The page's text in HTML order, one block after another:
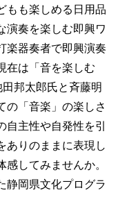
もも楽しめる日用品
演奏を楽しむ即興ワ
楽器奏者で即興演奏
在は「音を楽しむ
邦太郎氏と斉藤明
の「音楽」の楽しさ
主性や自発性を引
ありのままに表現し
してみませんか。
静岡県文化プログラ